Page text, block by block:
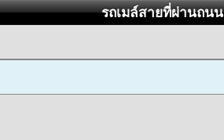
รถเมล์สายที่ผ่านถนน